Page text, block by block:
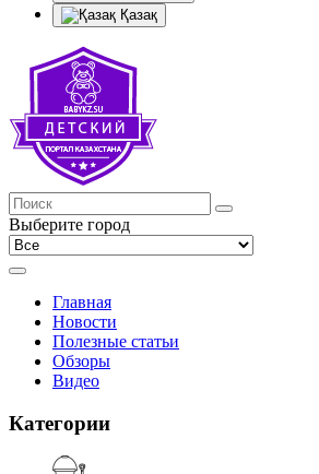
Қазақ
Выберите город
Главная
Новости
Полезные статьи
Обзоры
Видео
Категории